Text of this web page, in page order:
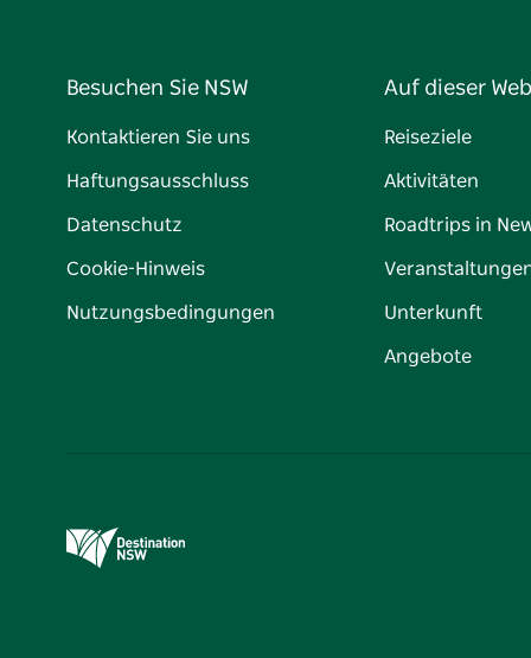
Besuchen Sie NSW
Kontaktieren Sie uns
Haftungsausschluss
Datenschutz
Cookie-Hinweis
Nutzungsbedingungen
Auf dieser
Reiseziele
Aktivitäten
Roadtrips in
Unterkunft
Angebote